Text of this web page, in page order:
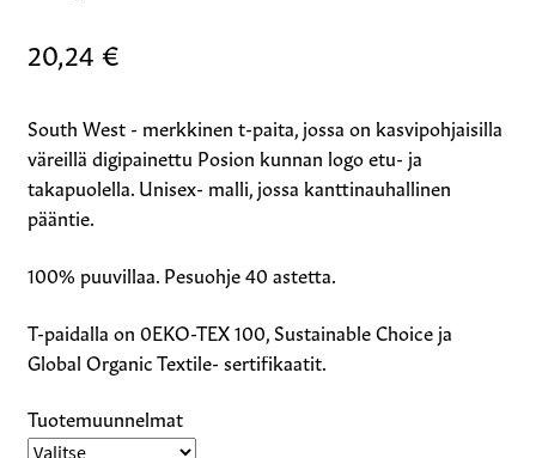
20,24 €
South West - merkkinen t-paita, jossa on kasvipohjaisilla
väreillä digipainettu Posion kunnan logo etu- ja
takapuolella. Unisex- malli, jossa kanttinauhallinen
pääntie.
100% puuvillaa. Pesuohje 40 astetta.
T-paidalla on 0EKO-TEX 100, Sustainable Choice ja
Global Organic Textile- sertifikaatit.
Tuotemuunnelmat